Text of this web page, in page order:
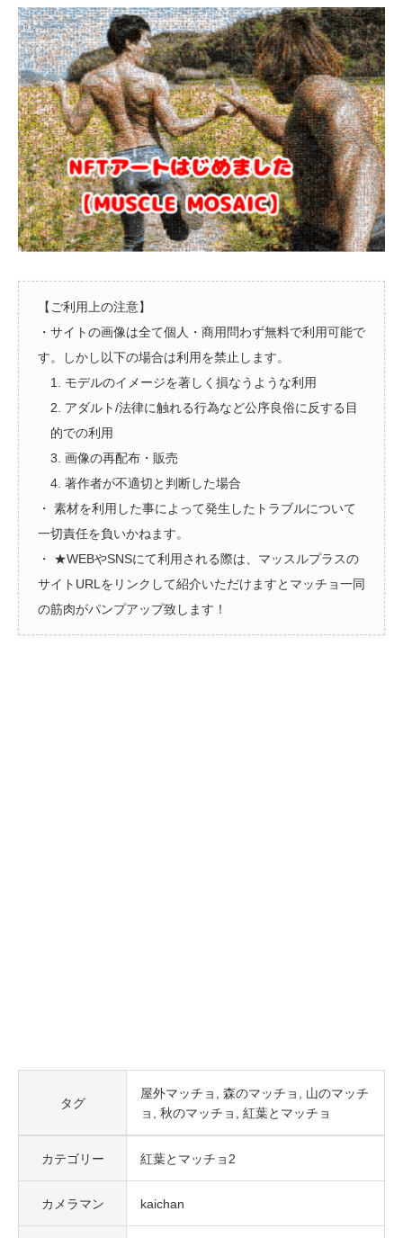
【ご利用上の注意】
・サイトの画像は全て個人・商用問わず無料で利用可能で
す。しかし以下の場合は利用を禁止します。
1. モデルのイメージを著しく損なうような利用
2. アダルト/法律に触れる行為など公序良俗に反する目
的での利用
3. 画像の再配布・販売
4. 著作者が不適切と判断した場合
・ 素材を利用した事によって発生したトラブルについて
一切責任を負いかねます。
・ ★WEBやSNSにて利用される際は、マッスルプラスの
サイトURLをリンクして紹介いただけますとマッチョ一同
の筋肉がパンプアップ致します！
タグ
屋外マッチョ 森のマッチョ
山のマッチ
ョ
秋のマッチョ 紅葉とマッチョ
カテゴリー 紅葉とマッチョ2
カメラマン kaichan